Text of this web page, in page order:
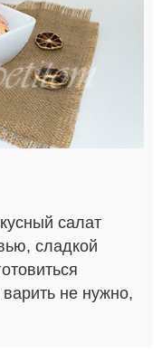
салат
сладкой
не нужно,